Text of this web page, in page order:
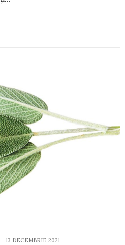
13 DECEMBRIE 2021